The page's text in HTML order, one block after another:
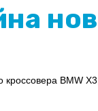
кроссовера BMW